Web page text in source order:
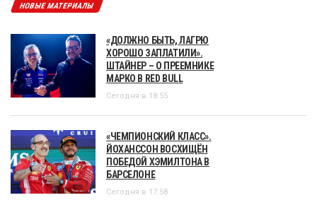
НОВЫЕ МАТЕРИАЛЫ
«ДОЛЖНО БЫТЬ, ЛАГРЮ
ХОРОШО ЗАПЛАТИЛИ».
ШТАЙНЕР – О ПРЕЕМНИКЕ
МАРКО В RED BULL
Сегодня в 18:55
«ЧЕМПИОНСКИЙ КЛАСС».
ЙОХАНССОН ВОСХИЩЁН
ПОБЕДОЙ ХЭМИЛТОНА В
БАРСЕЛОНЕ
Сегодня в 17:58